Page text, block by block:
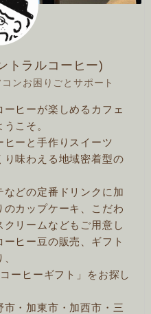
トラルコーヒー)
ンお困りごとサポート
ヒーが楽しめるカフェ
こそ。
ーと手作りスイーツ
り味わえる地域密着型の
どの定番ドリンクに加
カップケーキ、こだわ
リームなどもご用意し
ヒー豆の販売、ギフト
ーヒーギフト」をお探し
・加東市・加西市・三